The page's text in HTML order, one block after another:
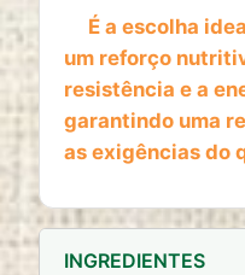
É a escolha
um reforço
resistência e a
garantindo uma
as exigências do
INGREDIENTES
Cookie duration:
2 anos